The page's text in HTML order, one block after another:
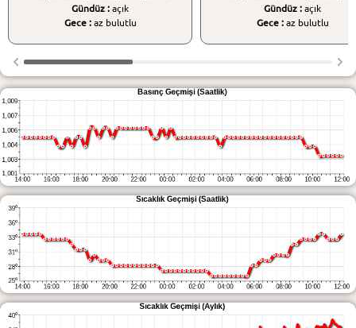
Gündüz : açık
Gece :az bulutlu
Gündüz : açık
Gece :az bulutlu